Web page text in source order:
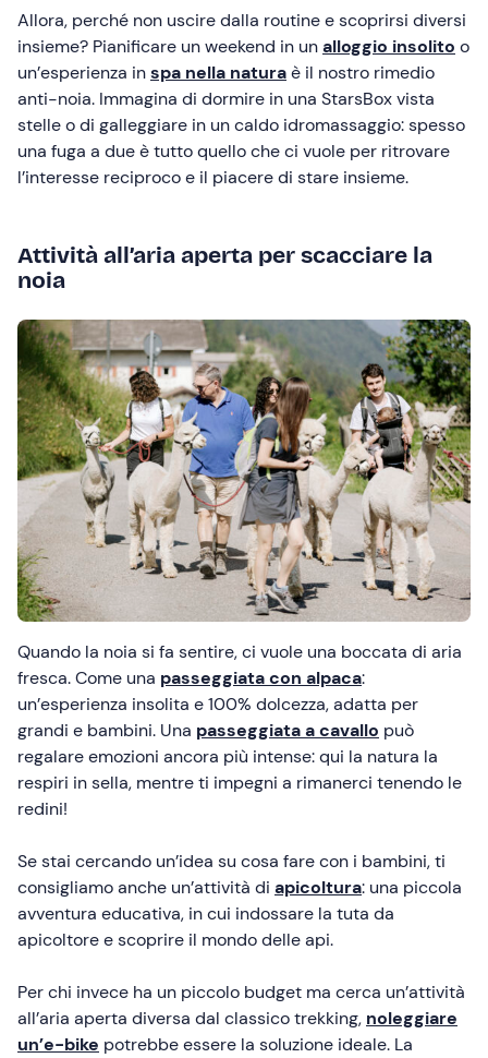
Allora, perché non uscire dalla routine e scoprirsi diversi
insieme? Pianificare un weekend in unalloggio insolito o
un’esperienza inspa nella naturaè il nostro rimedio
anti-noia. Immagina di dormire in una StarsBox vista
stelle o di galleggiare in un caldo idromassaggio: spesso
una fuga a due è tutto quello che ci vuole per ritrovare
l’interesse reciproco e il piacere di stare insieme.
Attività all’aria aperta per scacciare la
noia
Quando la noia si fa sentire, ci vuole una boccata di aria
fresca. Come una passeggiata con alpaca:
un’esperienza insolita e 100% dolcezza, adatta per
grandi e bambini. Una passeggiata a cavallo può
regalare emozioni ancora più intense: qui la natura la
respiri in sella, mentre ti impegni a rimanerci tenendo le
redini!
Se stai cercando un’idea su cosa fare con i bambini, ti
consigliamo anche un’attività di apicoltura: una piccola
avventura educativa, in cui indossare la tuta da
apicoltore e scoprire il mondo delle api.
Per chi invece ha un piccolo budget ma cerca un’attività
all’aria aperta diversa dal classico trekking, noleggiare
un’e-bike potrebbe essere la soluzione ideale. La